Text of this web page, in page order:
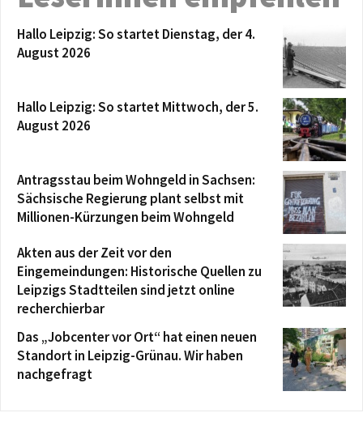
Hallo Leipzig: So startet Dienstag, der 4.
August 2026
Hallo Leipzig: So startet Mittwoch, der 5.
August 2026
Antragsstau beim Wohngeld in Sachsen:
Sächsische Regierung plant selbst mit
Millionen-Kürzungen beim Wohngeld
Akten aus der Zeit vor den
Eingemeindungen: Historische Quellen zu
Leipzigs Stadtteilen sind jetzt online
recherchierbar
Das „Jobcenter vor Ort“ hat einen neuen
Standort in Leipzig-Grünau. Wir haben
nachgefragt